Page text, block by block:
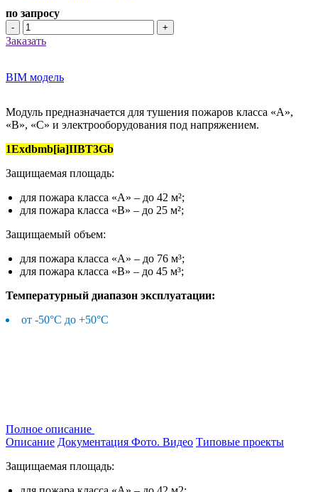
по запросу
- +
Заказать
BIM модель
Модуль предназначается для тушения пожаров класса «А»,
«В», «С» и электрооборудования под напряжением.
1Exdbmb[ia]IIBT3Gb
Защищаемая площадь:
для пожара класса «А» – до 42 м²;
для пожара класса «В» – до 25 м²;
Защищаемый объем:
для пожара класса «А» – до 76 м³;
для пожара класса «В» – до 45 м³;
Температурный диапазон эксплуатации:
от -50°С до +50°С
Полное описание
Описание Документация Фото. Видео Типовые проекты
Защищаемая площадь: